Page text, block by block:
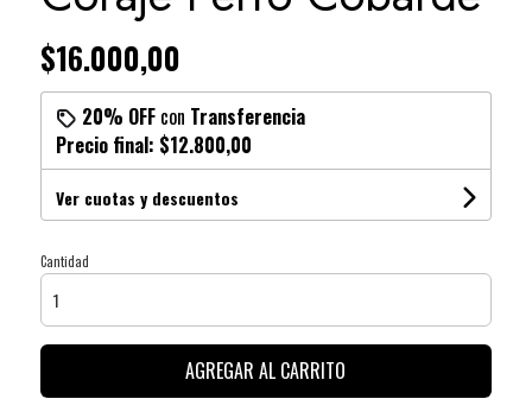
$16.000,00
20% OFFcon Transferencia
Precio final: $12.800,00
Ver cuotas y descuentos
Cantidad
AGREGAR AL CARRITO